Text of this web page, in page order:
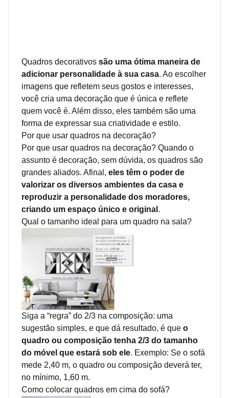
Quadros decorativos são uma ótima maneira de
adicionar personalidade à sua casa. Ao escolher
imagens que refletem seus gostos e interesses,
você cria uma decoração que é única e reflete
quem você é. Além disso, eles também são uma
forma de expressar sua criatividade e estilo.
Por que usar quadros na decoração?
Por que usar quadros na decoração? Quando o
assunto é decoração, sem dúvida, os quadros são
grandes aliados. Afinal, eles têm o poder de
valorizar os diversos ambientes da casa e
reproduzir a personalidade dos moradores,
criando um espaço único e original .
Qual o tamanho ideal para um quadro na sala?
Siga a “regra” do 2/3 na composição: uma
sugestão simples, e que dá resultado, é que o
quadro ou composição tenha 2/3 do tamanho
do móvel que estará sob ele. Exemplo: Se o sofá
mede 2,40 m, o quadro ou composição deverá ter,
no mínimo, 1,60 m.
Como colocar quadros em cima do sofá?